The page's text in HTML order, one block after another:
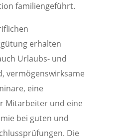
familiengeführt.
erhalten
Urlaubs- und
vermögenswirksame
eine
Mitarbeiter und eine
bei guten und
Die